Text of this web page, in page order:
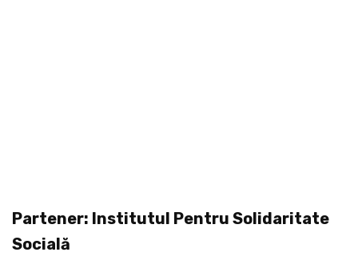
Partener: Institutul Pentru Solidaritate
Socială